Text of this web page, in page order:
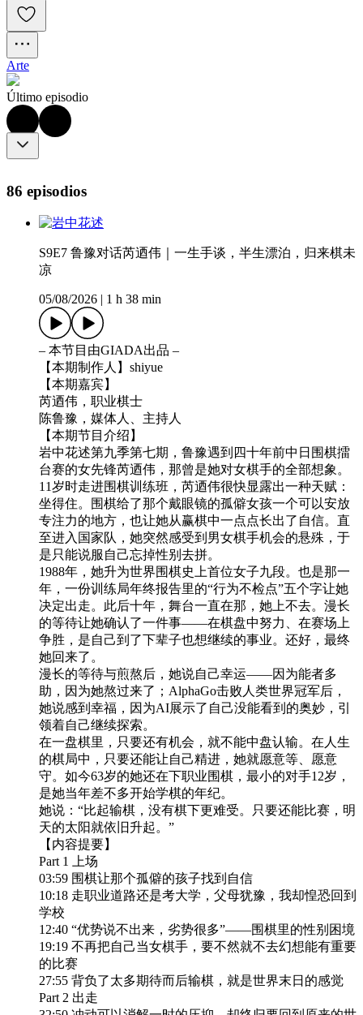
Arte
Último episodio
86 episodios
S9E7 鲁豫对话芮迺伟｜一生手谈，半生漂泊，归来棋未
凉
05/08/2026 1 h 38 min
– 本节目由GIADA出品 –
【本期制作人】shiyue
【本期嘉宾】
芮迺伟，职业棋士
陈鲁豫，媒体人、主持人
【本期节目介绍】
岩中花述第九季第七期，鲁豫遇到四十年前中日围棋擂
台赛的女先锋芮迺伟，那曾是她对女棋手的全部想象。
11岁时走进围棋训练班，芮迺伟很快显露出一种天赋：
坐得住。围棋给了那个戴眼镜的孤僻女孩一个可以安放
专注力的地方，也让她从赢棋中一点点长出了自信。直
至进入国家队，她突然感受到男女棋手机会的悬殊，于
是只能说服自己忘掉性别去拼。
1988年，她升为世界围棋史上首位女子九段。也是那一
年，一份训练局年终报告里的“行为不检点”五个字让她
决定出走。此后十年，舞台一直在那，她上不去。漫长
的等待让她确认了一件事——在棋盘中努力、在赛场上
争胜，是自己到了下辈子也想继续的事业。还好，最终
她回来了。
漫长的等待与煎熬后，她说自己幸运——因为能者多
助，因为她熬过来了；AlphaGo击败人类世界冠军后，
她说感到幸福，因为AI展示了自己没能看到的奥妙，引
领着自己继续探索。
在一盘棋里，只要还有机会，就不能中盘认输。在人生
的棋局中，只要还能让自己精进，她就愿意等、愿意
守。如今63岁的她还在下职业围棋，最小的对手12岁，
是她当年差不多开始学棋的年纪。
她说：“比起输棋，没有棋下更难受。只要还能比赛，明
天的太阳就依旧升起。”
【内容提要】
Part 1 上场
03:59 围棋让那个孤僻的孩子找到自信
10:18 走职业道路还是考大学，父母犹豫，我却惶恐回到
学校
12:40 “优势说不出来，劣势很多”——围棋里的性别困境
19:19 不再把自己当女棋手，要不然就不去幻想能有重要
的比赛
27:55 背负了太多期待而后输棋，就是世界末日的感觉
Part 2 出走